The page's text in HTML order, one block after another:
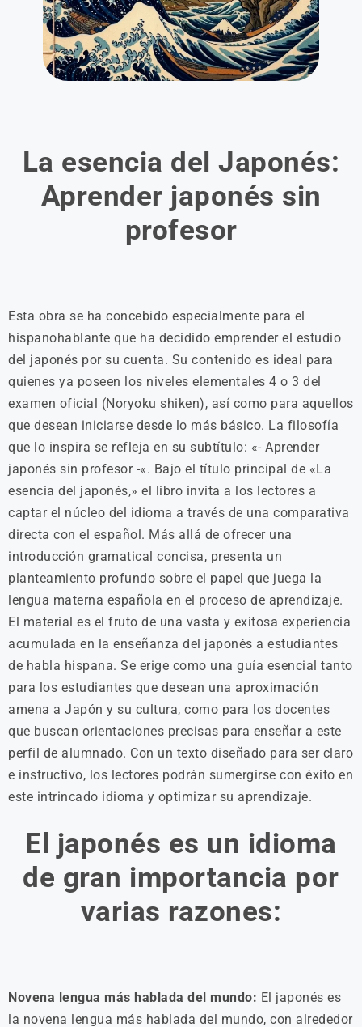
La esencia del Japonés:
Aprender japonés sin
profesor
Esta obra se ha concebido especialmente para el
hispanohablante que ha decidido emprender el estudio
del japonés por su cuenta. Su contenido es ideal para
quienes ya poseen los niveles elementales 4 o 3 del
examen oficial (Noryoku shiken), así como para aquellos
que desean iniciarse desde lo más básico. La filosofía
que lo inspira se refleja en su subtítulo: «- Aprender
japonés sin profesor -«. Bajo el título principal de «La
esencia del japonés,» el libro invita a los lectores a
captar el núcleo del idioma a través de una comparativa
directa con el español. Más allá de ofrecer una
introducción gramatical concisa, presenta un
planteamiento profundo sobre el papel que juega la
lengua materna española en el proceso de aprendizaje.
El material es el fruto de una vasta y exitosa experiencia
acumulada en la enseñanza del japonés a estudiantes
de habla hispana. Se erige como una guía esencial tanto
para los estudiantes que desean una aproximación
amena a Japón y su cultura, como para los docentes
que buscan orientaciones precisas para enseñar a este
perfil de alumnado. Con un texto diseñado para ser claro
e instructivo, los lectores podrán sumergirse con éxito en
este intrincado idioma y optimizar su aprendizaje.
El japonés es un idioma
de gran importancia por
varias razones:
Novena lengua más hablada del mundo: El japonés es
la novena lengua más hablada del mundo, con alrededor